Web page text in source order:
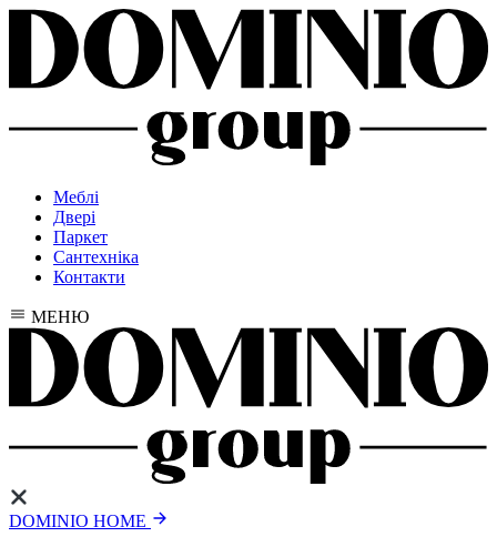
Меблі
Двері
Паркет
Сантехніка
Контакти
МЕНЮ
DOMINIO HOME